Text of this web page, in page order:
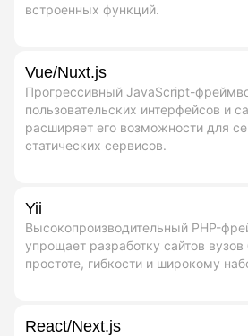
встроенных функций.
Vue/Nuxt.js
Прогрессивный JavaScript-
пользовательских интерфейсов и
расширяет его возможности для
статических сервисов.
Yii
Высокопроизводительный PHP-
упрощает разработку сайтов
простоте, гибкости и широкому
React/Next.js